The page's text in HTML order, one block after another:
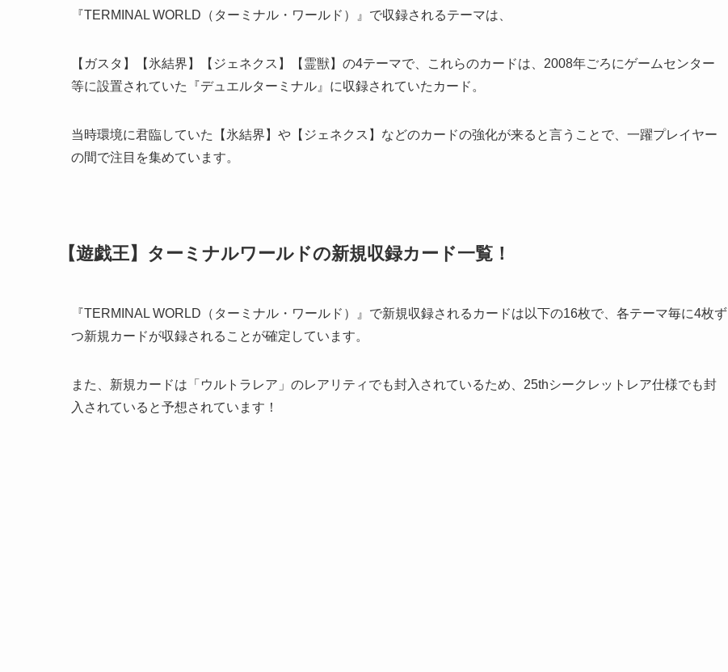
『TERMINAL WORLD（ターミナル・ワールド）』で収録されるテーマは、
【ガスタ】【氷結界】【ジェネクス】【霊獣】の4テーマで、これらのカードは、2008年ごろにゲームセンター
等に設置されていた『デュエルターミナル』に収録されていたカード。
当時環境に君臨していた【氷結界】や【ジェネクス】などのカードの強化が来ると言うことで、一躍プレイヤー
の間で注目を集めています。
【遊戯王】ターミナルワールドの新規収録カード一覧！
『TERMINAL WORLD（ターミナル・ワールド）』で新規収録されるカードは以下の16枚で、各テーマ毎に4枚ず
つ新規カードが収録されることが確定しています。
また、新規カードは「ウルトラレア」のレアリティでも封入されているため、25thシークレットレア仕様でも封
入されていると予想されています！